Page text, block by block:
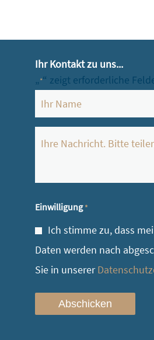
Ihr Kontakt zu uns...
„*“ zeigt erforderliche
Name
*
Nachricht
Einwilligung *
Ich stimme zu, dass
Daten werden nach
Sie in unserer
Abschicken